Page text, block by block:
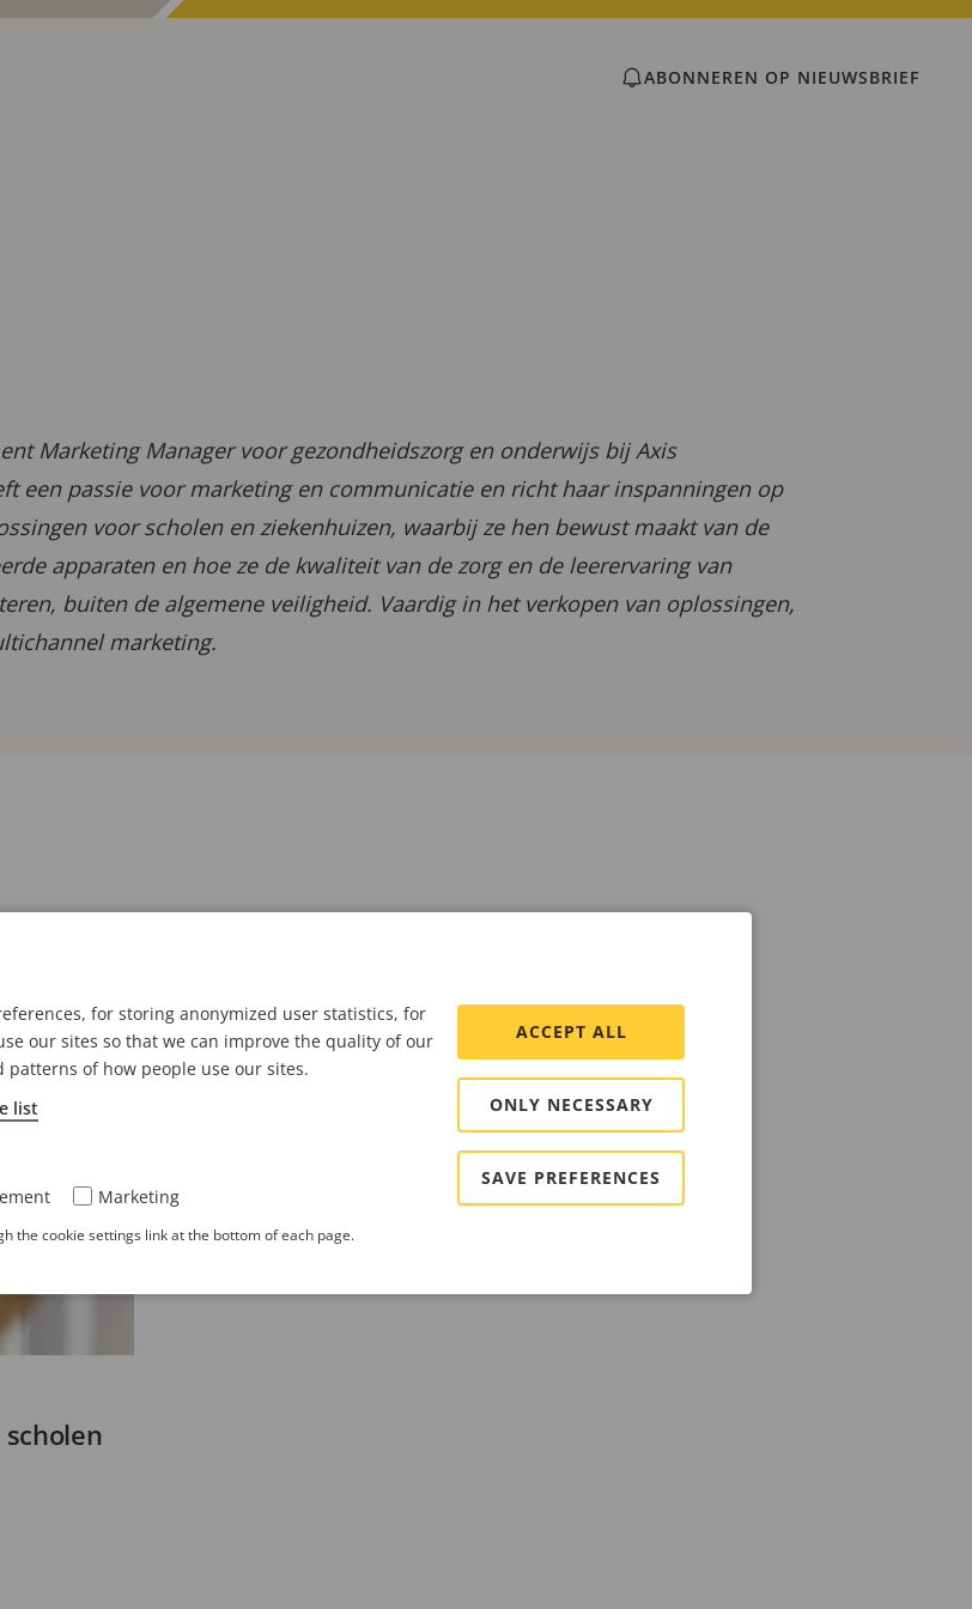
ABONNEREN OP NIEUWSBRIEF
Marketing Manager voor gezondheidszorg en onderwijs bij Axis
een passie voor marketing en communicatie en richt haar inspanningen op
voor scholen en ziekenhuizen, waarbij ze hen bewust maakt van de
apparaten en hoe ze de kwaliteit van de zorg en de leerervaring van
buiten de algemene veiligheid. Vaardig in het verkopen van oplossingen,
marketing.
for storing anonymized user statistics, for
our sites so that we can improve the quality of our
patterns of how people use our sites.
list
Marketing
the cookie settings link at the bottom of each page.
ACCEPT ALL
ONLY NECESSARY
SAVE PREFERENCES